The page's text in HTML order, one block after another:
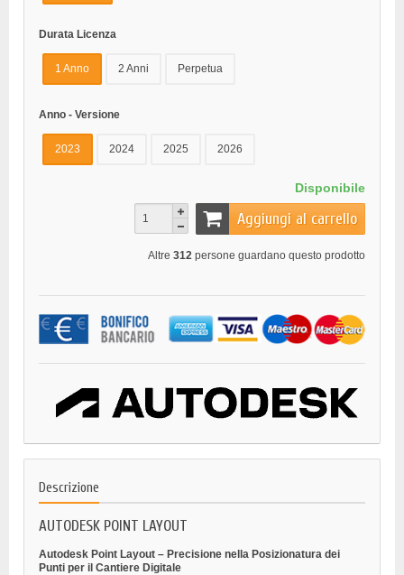
Durata Licenza
1 Anno 2 Anni Perpetua
Anno - Versione
2023 2024 2025 2026
Disponibile
Aggiungi al carrello
Altre 312 persone guardano questo prodotto
Descrizione
AUTODESK POINT LAYOUT
Autodesk Point Layout – Precisione nella Posizionatura dei
Punti per il Cantiere Digitale